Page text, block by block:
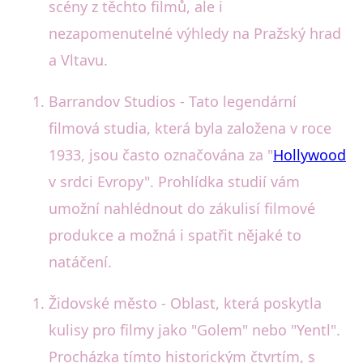
scény z těchto filmů, ale i
nezapomenutelné výhledy na Pražský hrad
a Vltavu.
Barrandov Studios - Tato legendární
filmová studia, která byla založena v roce
1933, jsou často označována za "Hollywood
v srdci Evropy". Prohlídka studií vám
umožní nahlédnout do zákulisí filmové
produkce a možná i spatřit nějaké to
natáčení.
Židovské město - Oblast, která poskytla
kulisy pro filmy jako "Golem" nebo "Yentl".
Procházka tímto historickým čtvrtím, s